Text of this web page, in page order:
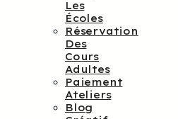
Les
Écoles
Réservation
Des
Cours
Adultes
Paiement
Ateliers
Blog